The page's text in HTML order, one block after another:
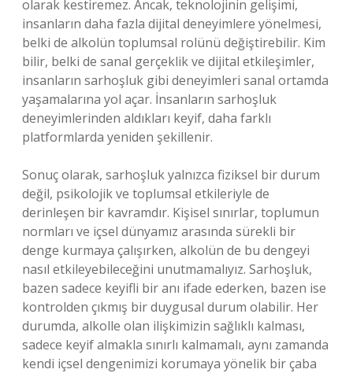
olarak kestiremez. Ancak, teknolojinin gelişimi,
insanların daha fazla dijital deneyimlere yönelmesi,
belki de alkolün toplumsal rolünü değiştirebilir. Kim
bilir, belki de sanal gerçeklik ve dijital etkileşimler,
insanların sarhoşluk gibi deneyimleri sanal ortamda
yaşamalarına yol açar. İnsanların sarhoşluk
deneyimlerinden aldıkları keyif, daha farklı
platformlarda yeniden şekillenir.
Sonuç olarak, sarhoşluk yalnızca fiziksel bir durum
değil, psikolojik ve toplumsal etkileriyle de
derinleşen bir kavramdır. Kişisel sınırlar, toplumun
normları ve içsel dünyamız arasında sürekli bir
denge kurmaya çalışırken, alkolün de bu dengeyi
nasıl etkileyebileceğini unutmamalıyız. Sarhoşluk,
bazen sadece keyifli bir anı ifade ederken, bazen ise
kontrolden çıkmış bir duygusal durum olabilir. Her
durumda, alkolle olan ilişkimizin sağlıklı kalması,
sadece keyif almakla sınırlı kalmamalı, aynı zamanda
kendi içsel dengenimizi korumaya yönelik bir çaba